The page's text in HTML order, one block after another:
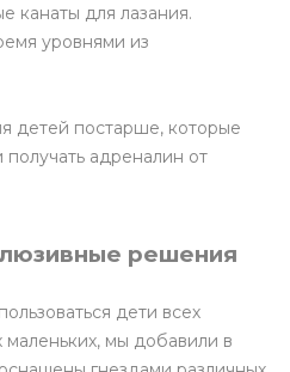
канаты для лазания.
уровнями из
детей постарше, которые
получать адреналин от
решения
дети всех
маленьких, мы добавили в